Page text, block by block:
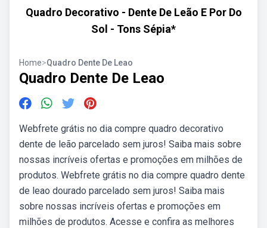
Quadro Decorativo - Dente De Leão E Por Do
Sol - Tons Sépia*
Home>Quadro Dente De Leao
Quadro Dente De Leao
Webfrete grátis no dia compre quadro decorativo
dente de leão parcelado sem juros! Saiba mais sobre
nossas incríveis ofertas e promoções em milhões de
produtos. Webfrete grátis no dia compre quadro dente
de leao dourado parcelado sem juros! Saiba mais
sobre nossas incríveis ofertas e promoções em
milhões de produtos. Acesse e confira as melhores